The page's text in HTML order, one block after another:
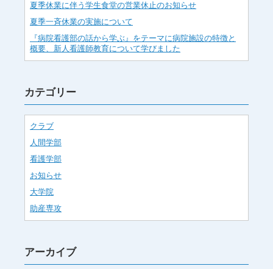
夏季休業に伴う学生食堂の営業休止のお知らせ
夏季一斉休業の実施について
『病院看護部の話から学ぶ』をテーマに病院施設の特徴と
概要、新人看護師教育について学びました
カテゴリー
クラブ
人間学部
看護学部
お知らせ
大学院
助産専攻
アーカイブ